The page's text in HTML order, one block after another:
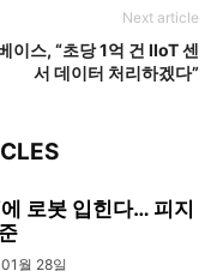
Next article
이스, “초당 1억 건 IIoT 센
서 데이터 처리하겠다”
에 로봇 입힌다… 피지
월 28일